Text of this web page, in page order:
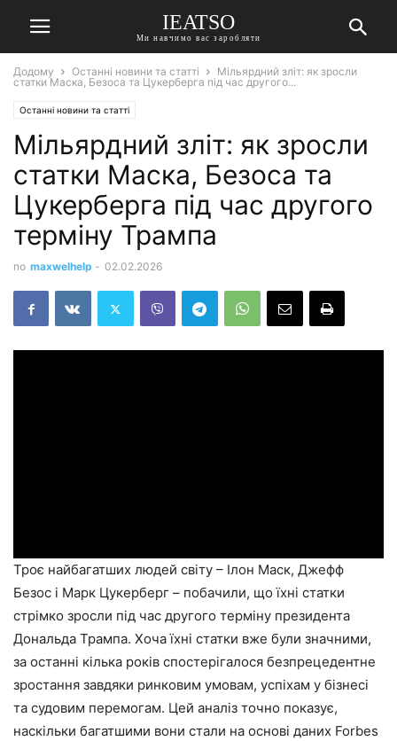
IEATSO
Ми навчимо вас заробляти
Додому Останні новини та статті
Мільярдний зліт: як зросли
статки Маска, Безоса та Цукерберга під час другого...
Останні новини та статті
Мільярдний зліт: як зросли
статки Маска, Безоса та
Цукерберга під час другого
терміну Трампа
по maxwelhelp - 02.02.2026
Троє найбагатших людей світу – Ілон Маск, Джефф
Безос і Марк Цукерберг – побачили, що їхні статки
стрімко зросли під час другого терміну президента
Дональда Трампа. Хоча їхні статки вже були значними,
за останні кілька років спостерігалося безпрецедентне
зростання завдяки ринковим умовам, успіхам у бізнесі
та судовим перемогам. Цей аналіз точно показує,
наскільки багатшими вони стали на основі даних Forbes